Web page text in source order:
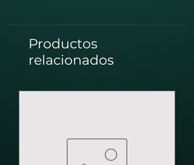
Productos
relacionados